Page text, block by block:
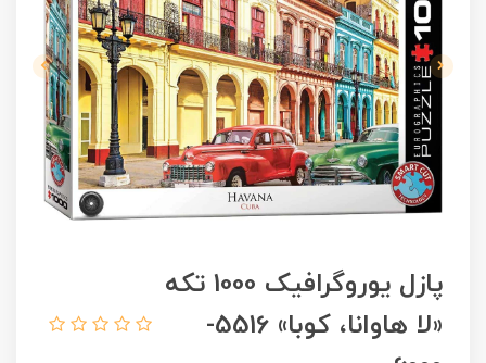
پازل یوروگرافیک 1000 تکه
«لا هاوانا، کوبا» 5516-